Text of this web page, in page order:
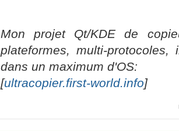
Mon projet Qt/KDE de
plateformes, multi-protocoles,
dans un maximum d'OS:
[ultracopier.first-world.info]